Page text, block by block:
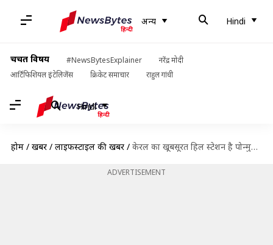
अन्य Hindi
चर्चित विषय #NewsBytesExplainer
नरेंद्र मोदी
आर्टिफिशियल इंटेलिजेंस
क्रिकेट समाचार राहुल गांधी
Hindi
होम / खबरें / लाइफस्टाइल की खबरें / केरल का खूबसूरत हिल स्टेशन है पोन्मुडी, यहां आजमाएं ये गतिविधियां
ADVERTISEMENT